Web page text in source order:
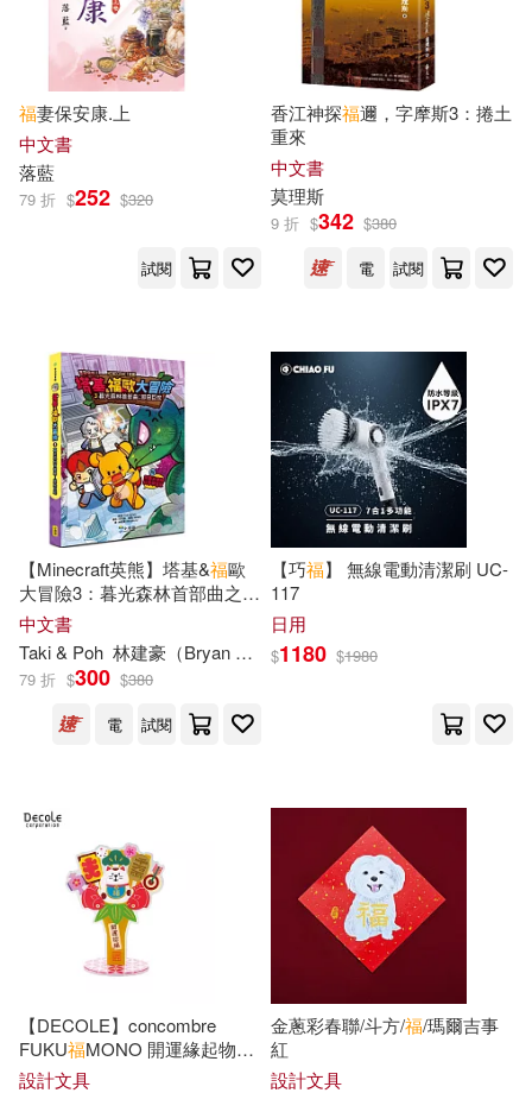
韓妵彛(16)
（美）布儒克斯(16)
Beaty(15)
劉長福(15)
宝乃あいらんど(15)
摩根．豪瑟(15) 星雲大師(15)
李昆哲(15) 李永然(15)
松月滉(15)
福建省地方志編纂委員會(15)
行政院衛生署食品藥物管理局(15)
鄭中麗(15) 陳成裕(15)
中國人口出版社(62)
中國政法大學出版社(62)
中華書局(62)
北京師範大學出版社(62)
江西教育出版社(62)
青島出版社(62) ECM(61)
Chandos(60)
中國財政經濟出版社(59)
首都師範大學出版社(59)
中國青年出版社(58)
PCuSER電腦人文化(57)
福妻保安康.上
中文書
落藍
79 折 $252 $320
試閱
香江神探福邇，字摩斯3：捲土
重來
中文書
莫理斯
9 折 $342 $380
電
試閱
【Minecraft英熊】塔基&福歐
大冒險3：暮光森林首部曲之邪
惡巨蛇
中文書
Taki & Poh 林建豪（Bryan Lin） 安道監 金奎泰
79 折 $300 $380
電
試閱
【巧福】 無線電動清潔刷 UC-
117
日用
$1180 $1980
【DECOLE】concombre
FUKU福MONO 開運緣起物福
物屋 開運熊手壓克力立牌
設計文具
金蔥彩春聯/斗方/福/瑪爾吉事
紅
設計文具